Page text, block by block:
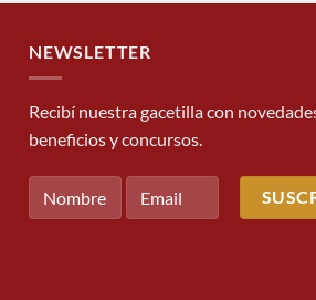
NEWSLETTER
Recibí nuestra gacetilla con
beneficios y concursos.